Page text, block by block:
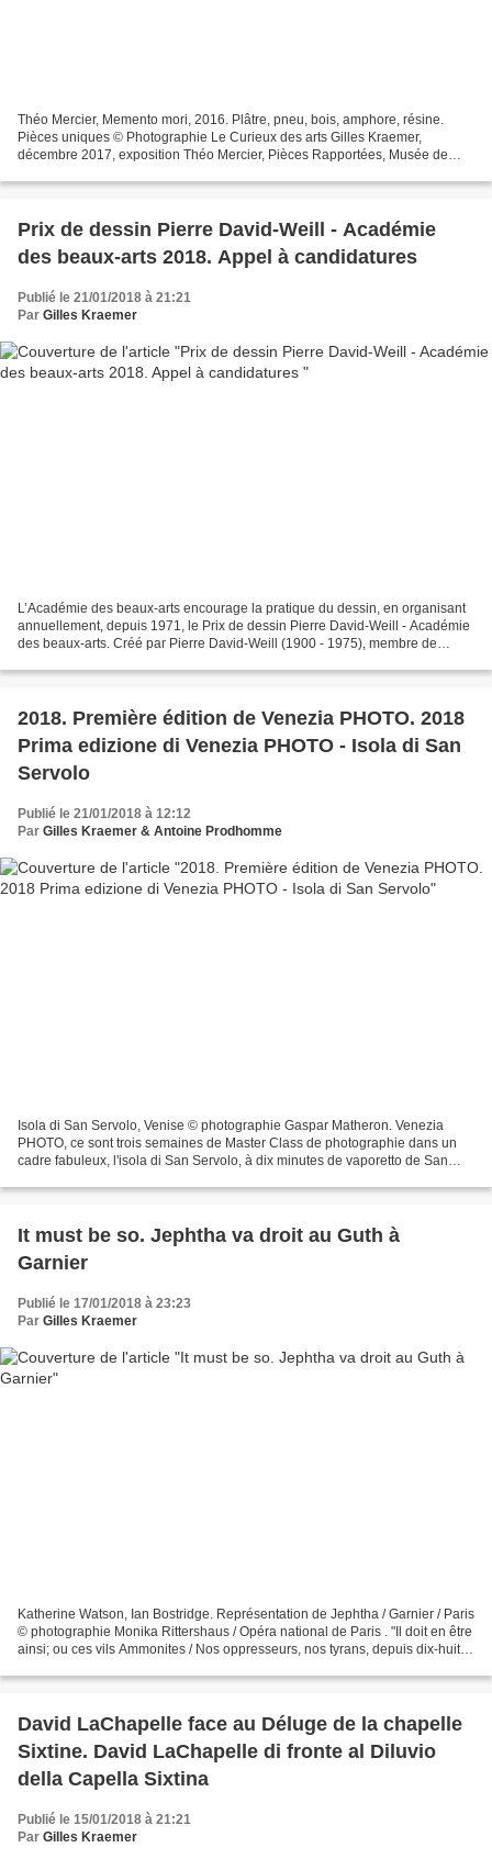
Théo Mercier, Memento mori, 2016. Plâtre, pneu, bois, amphore, résine.
Pièces uniques © Photographie Le Curieux des arts Gilles Kraemer,
décembre 2017, exposition Théo Mercier, Pièces Rapportées, Musée de
Prix de dessin Pierre David-Weill - Académie
des beaux-arts 2018. Appel à candidatures
Publié le 21/01/2018 à 21:21
Par Gilles Kraemer
L’Académie des beaux-arts encourage la pratique du dessin, en organisant
annuellement, depuis 1971, le Prix de dessin Pierre David-Weill - Académie
des beaux-arts. Créé par Pierre David-Weill (1900 - 1975), membre de
2018. Première édition de Venezia PHOTO. 2018
Prima edizione di Venezia PHOTO - Isola di San
Servolo
Publié le 21/01/2018 à 12:12
Par Gilles Kraemer & Antoine Prodhomme
Isola di San Servolo, Venise © photographie Gaspar Matheron. Venezia
PHOTO, ce sont trois semaines de Master Class de photographie dans un
cadre fabuleux, l'isola di San Servolo, à dix minutes de vaporetto de San
It must be so. Jephtha va droit au Guth à
Garnier
Publié le 17/01/2018 à 23:23
Par Gilles Kraemer
Katherine Watson, Ian Bostridge. Représentation de Jephtha / Garnier / Paris
© photographie Monika Rittershaus / Opéra national de Paris . "Il doit en être
ainsi; ou ces vils Ammonites / Nos oppresseurs, nos tyrans, depuis dix-huit
David LaChapelle face au Déluge de la chapelle
Sixtine. David LaChapelle di fronte al Diluvio
della Capella Sixtina
Publié le 15/01/2018 à 21:21
Par Gilles Kraemer